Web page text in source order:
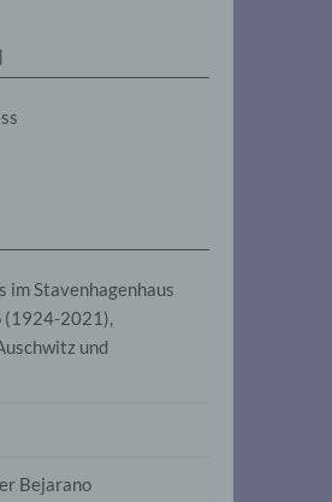
im Stavenhagenhaus
(1924-2021),
und
Bejarano